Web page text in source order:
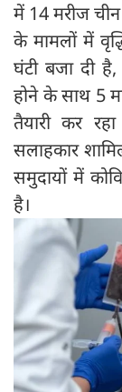
में 14 मरीज
के मामलों में
घंटी बजा दी
होने के साथ 5
तैयारी कर
सलाहकार
समुदायों में
है।